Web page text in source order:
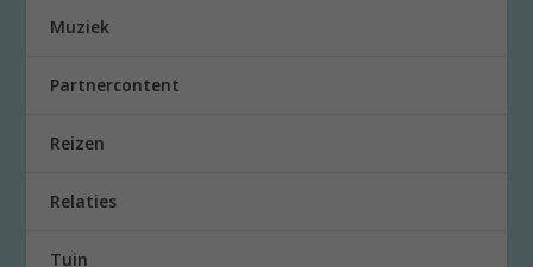
Muziek
Partnercontent
Reizen
Relaties
Tuin